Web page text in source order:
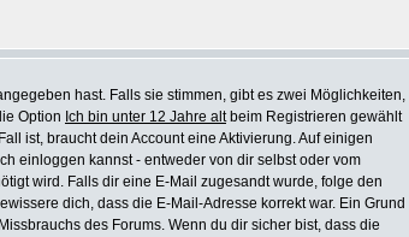
hast. Falls sie stimmen, gibt es zwei Möglichkeiten,
Option Ich bin unter 12 Jahre altbeim Registrieren gewählt
ist, braucht dein Account eine Aktivierung. Auf einigen
einloggen kannst - entweder von dir selbst oder vom
wird. Falls dir eine E-Mail zugesandt wurde, folge den
dich, dass die E-Mail-Adresse korrekt war. Ein Grund
des Forums. Wenn du dir sicher bist, dass die